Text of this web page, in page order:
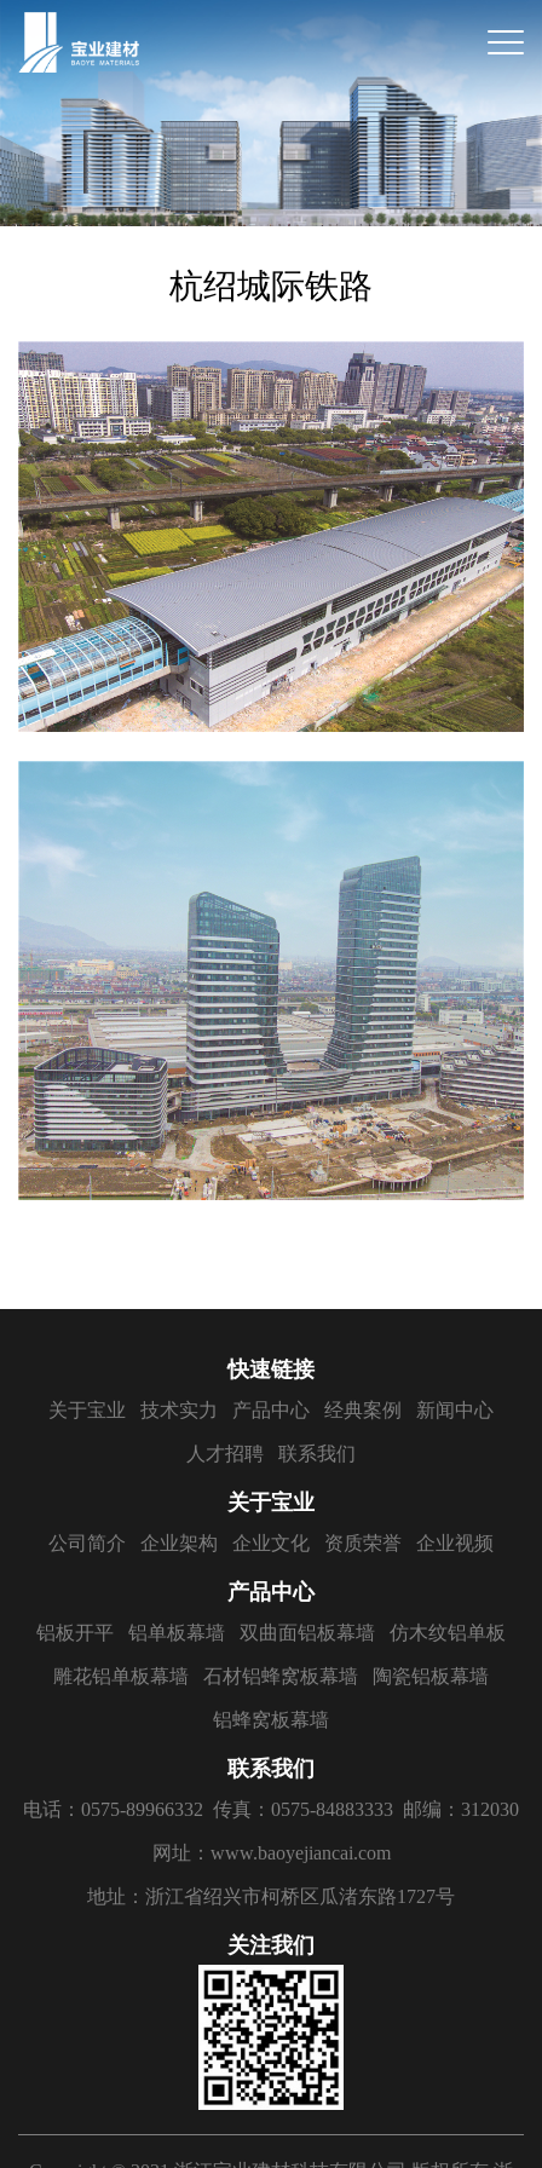
杭绍城际铁路
快速链接
关于宝业 技术实力 产品中心 经典案例 新闻中心
人才招聘 联系我们
关于宝业
公司简介 企业架构 企业文化 资质荣誉 企业视频
产品中心
铝板开平 铝单板幕墙 双曲面铝板幕墙 仿木纹铝单板
雕花铝单板幕墙 石材铝蜂窝板幕墙 陶瓷铝板幕墙
铝蜂窝板幕墙
联系我们
电话：0575-89966332 传真：0575-84883333 邮编：312030
网址：www.baoyejiancai.com
地址：浙江省绍兴市柯桥区瓜渚东路1727号
关注我们